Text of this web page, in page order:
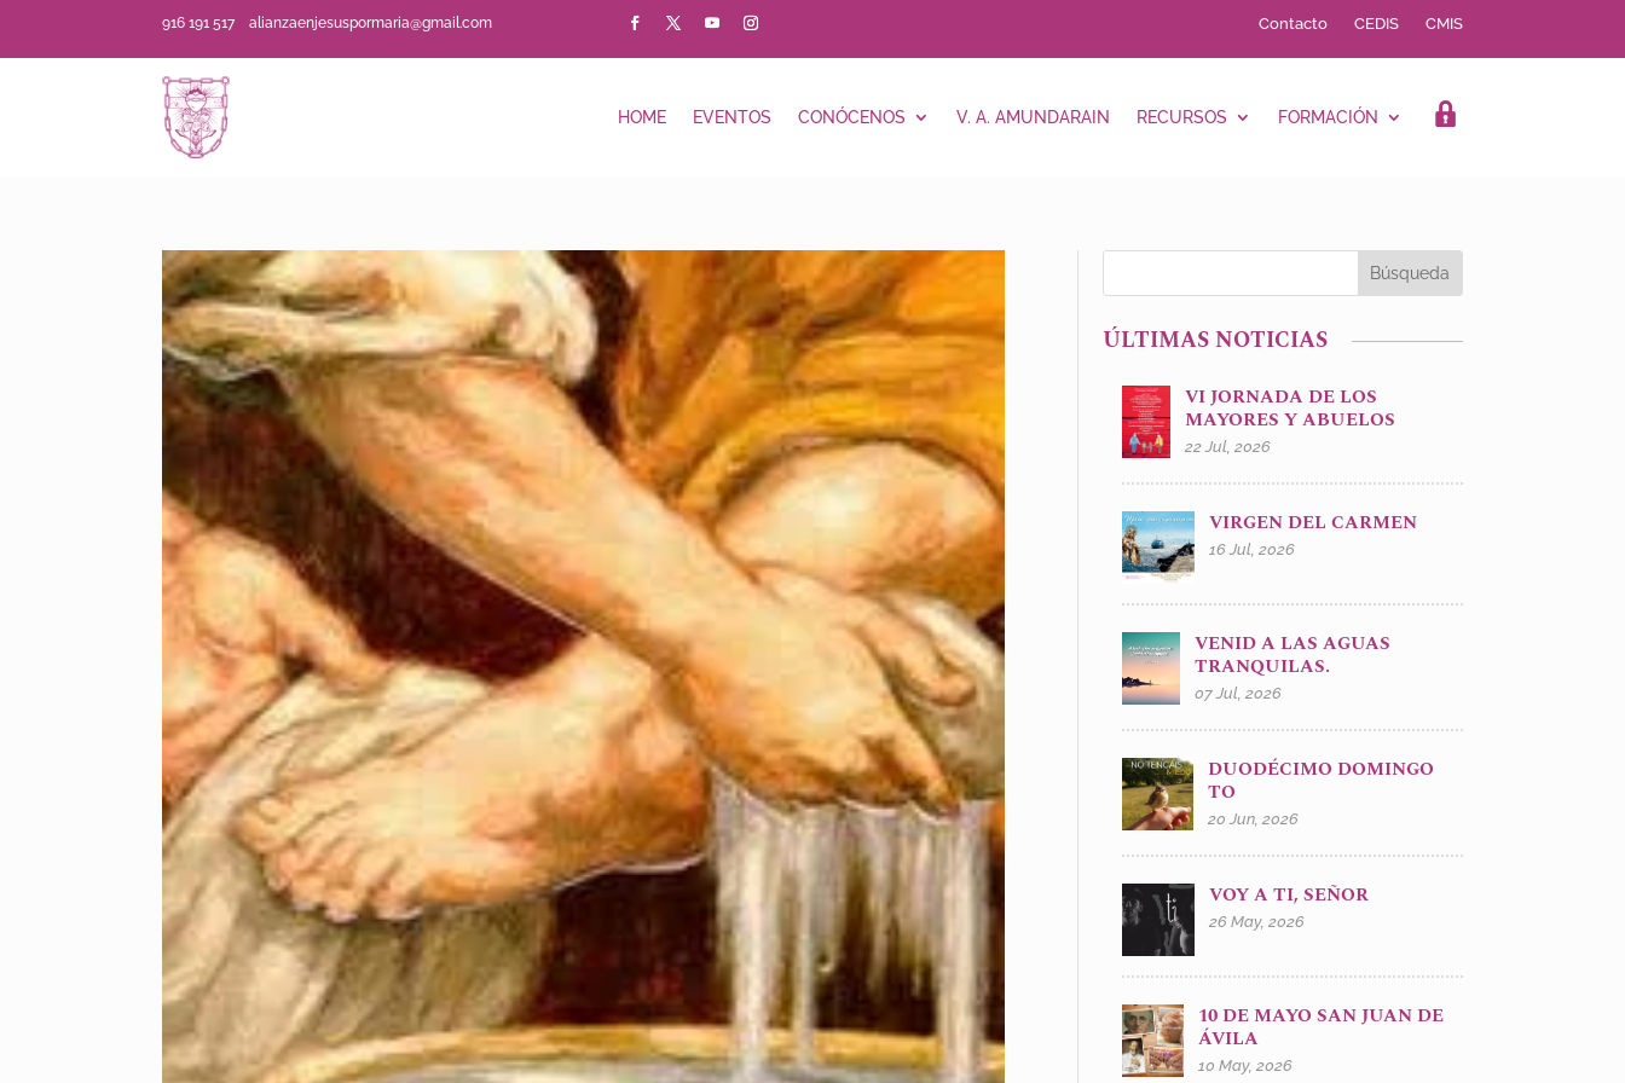
916 191 517alianzaenjesuspormaria@gmail.com Contacto CEDIS CMIS
HOME EVENTOS CONÓCENOS V. A. AMUNDARAIN RECURSOS FORMACIÓN LOGIN
ÚLTIMAS NOTICIAS
VI JORNADA DE LOS
MAYORES Y ABUELOS
22 Jul, 2026
VIRGEN DEL CARMEN
16 Jul, 2026
VENID A LAS AGUAS
TRANQUILAS.
07 Jul, 2026
DUODÉCIMO DOMINGO
TO
20 Jun, 2026
VOY A TI, SEÑOR
26 May, 2026
10 DE MAYO SAN JUAN DE
ÁVILA
10 May, 2026